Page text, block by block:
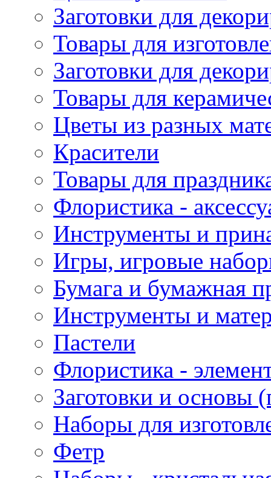
Заготовки для
Товары для
Заготовки для
Товары для
Цветы из разных
Красители
Товары для
Флористика -
Инструменты и
Игры, игровые
Бумага и бумажная
Инструменты и
Пастели
Флористика -
Заготовки и основы
Наборы для
Фетр